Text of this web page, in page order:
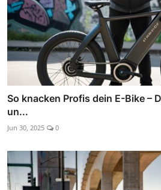
So knacken Profis dein E-Bike –
un...
Jun 30, 2025 0